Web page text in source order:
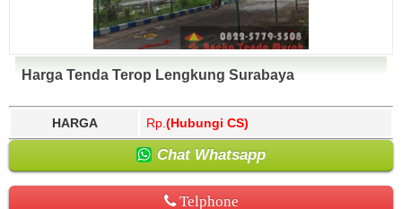
Harga Tenda Terop Lengkung Surabaya
HARGA Rp. (Hubungi CS)
Chat Whatsapp
Telphone